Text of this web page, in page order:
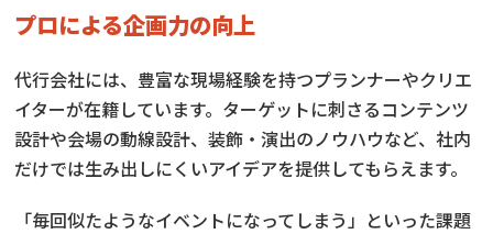
プロによる企画力の向上
代行会社には、豊富な現場経験を持つプランナーやクリエ
イターが在籍しています。ターゲットに刺さるコンテンツ
設計や会場の動線設計、装飾・演出のノウハウなど、社内
だけでは生み出しにくいアイデアを提供してもらえます。
「毎回似たようなイベントになってしまう」といった課題